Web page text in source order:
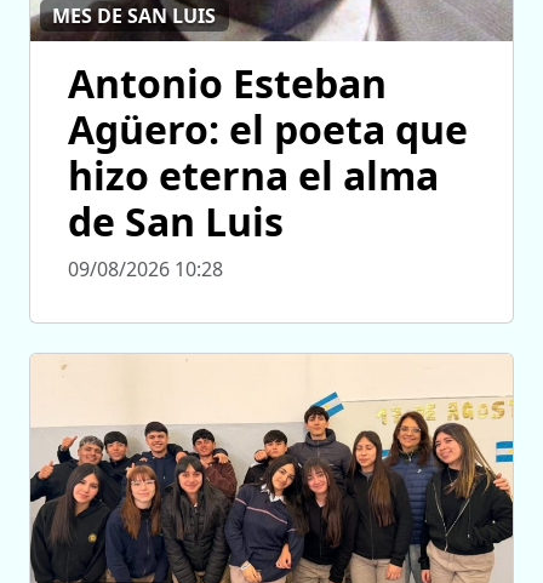
MES DE SAN LUIS
Antonio Esteban
Agüero: el poeta que
hizo eterna el alma
de San Luis
09/08/2026 10:28